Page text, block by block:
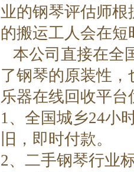
业的钢琴评估师
的搬运工人会在
本公司直接在全
了钢琴的原装性
乐器在线回收平台
1、全国城乡24小
旧，即时付款。
2、二手钢琴行业